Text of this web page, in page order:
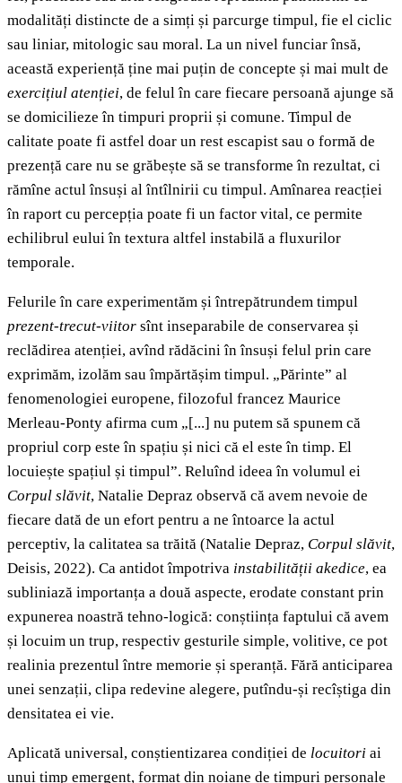
modalități distincte de a simți și parcurge timpul, fie el ciclic
sau liniar, mitologic sau moral. La un nivel funciar însă,
această experiență ține mai puțin de concepte și mai mult de
exercițiul atenției, de felul în care fiecare persoană ajunge să
se domicilieze în timpuri proprii și comune. Timpul de
calitate poate fi astfel doar un rest escapist sau o formă de
prezență care nu se grăbește să se transforme în rezultat, ci
rămîne actul însuși al întîlnirii cu timpul. Amînarea reacției
în raport cu percepția poate fi un factor vital, ce permite
echilibrul eului în textura altfel instabilă a fluxurilor
temporale.
Felurile în care experimentăm și întrepătrundem timpul
prezent-trecut-viitor sînt inseparabile de conservarea și
reclădirea atenției, avînd rădăcini în însuși felul prin care
exprimăm, izolăm sau împărtășim timpul. „Părinte” al
fenomenologiei europene, filozoful francez Maurice
Merleau-Ponty afirma cum „[...] nu putem să spunem că
propriul corp este în spațiu și nici că el este în timp. El
locuiește spațiul și timpul”. Reluînd ideea în volumul ei
Corpul slăvit, Natalie Depraz observă că avem nevoie de
fiecare dată de un efort pentru a ne întoarce la actul
perceptiv, la calitatea sa trăită (Natalie Depraz, Corpul slăvit,
Deisis, 2022). Ca antidot împotriva instabilității akedice, ea
subliniază importanța a două aspecte, erodate constant prin
expunerea noastră tehno-logică: conștiința faptului că avem
și locuim un trup, respectiv gesturile simple, volitive, ce pot
realinia prezentul între memorie și speranță. Fără anticiparea
unei senzații, clipa redevine alegere, putîndu-și recîștiga din
densitatea ei vie.
Aplicată universal, conștientizarea condiției de locuitori ai
unui timp emergent, format din noiane de timpuri personale